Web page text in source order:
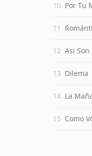
Por Tu
Asi Son
Dilema
La
Como